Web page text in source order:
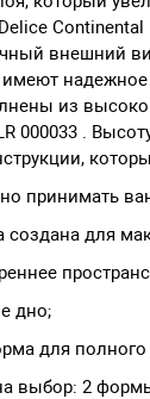
Continental
внешний
надежное
из
000033 .
принимать
создана для
дно;
для полного
выбор: 2